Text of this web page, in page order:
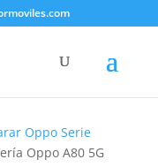
Oppo Serie
Oppo A80 5G